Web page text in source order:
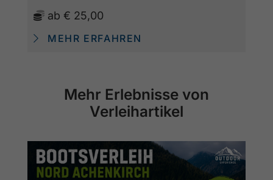
ab € 25,00
MEHR ERFAHREN
Mehr Erlebnisse von
Verleihartikel